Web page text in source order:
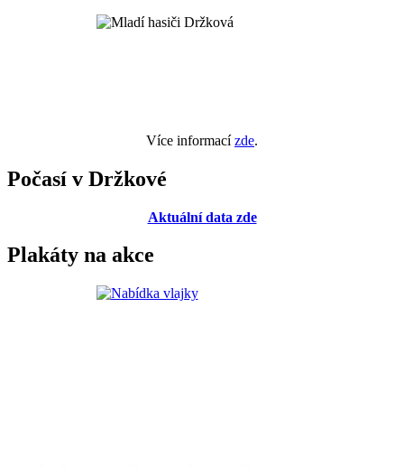
Více informacízde.
Počasí v Držkové
Aktuální data zde
Plakáty na akce